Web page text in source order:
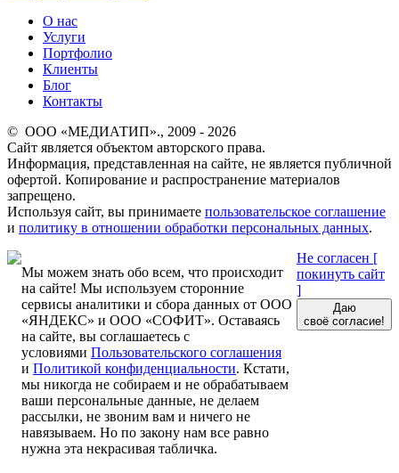
О нас
Услуги
Портфолио
Клиенты
Блог
Контакты
© ООО «МЕДИАТИП»., 2009 - 2026
Сайт является объектом авторского права.
Информация, представленная на сайте, не является публичной
офертой. Копирование и распространение материалов
запрещено.
Используя сайт, вы принимаете пользовательское соглашение
и политику в отношении обработки персональных данных.
Мы можем знать обо всем, что происходит
на сайте! Мы используем сторонние
сервисы аналитики и сбора данных от ООО
«ЯНДЕКС» и ООО «СОФИТ». Оставаясь
на сайте, вы соглашаетесь с
условиями Пользовательского соглашения
и Политикой конфиденциальности. Кстати,
мы никогда не собираем и не обрабатываем
ваши персональные данные, не делаем
рассылки, не звоним вам и ничего не
навязываем. Но по закону нам все равно
нужна эта некрасивая табличка.
Не согласен [
покинуть сайт
]
Даю
своё согласие!